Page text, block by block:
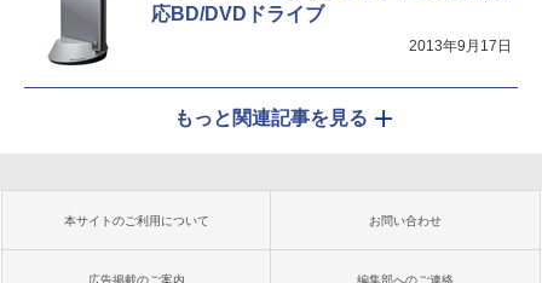
応BD/DVDドライブ
2013年9月17日
もっと関連記事を見る
本サイトのご利用について お問い合わせ
広告掲載のご案内 編集部へのご連絡